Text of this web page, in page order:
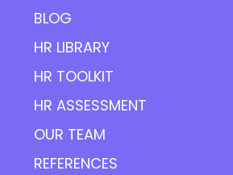
BLOG
HR LIBRARY
HR TOOLKIT
HR ASSESSMENT
OUR TEAM
REFERENCES